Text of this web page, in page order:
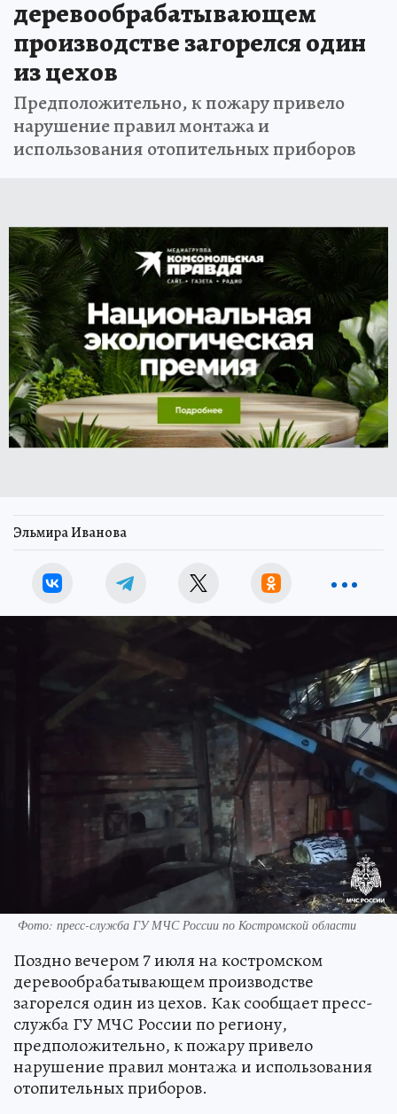
деревообрабатывающем
производстве загорелся один
из цехов
Предположительно, к пожару привело
нарушение правил монтажа и
использования отопительных приборов
Эльмира Иванова
Фото: пресс-служба ГУ МЧС России по Костромской области
Поздно вечером 7 июля на костромском
деревообрабатывающем производстве
загорелся один из цехов. Как сообщает пресс-
служба ГУ МЧС России по региону,
предположительно, к пожару привело
нарушение правил монтажа и использования
отопительных приборов.